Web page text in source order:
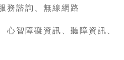
務諮詢、無線網路
心智障礙資訊、聽障資訊、